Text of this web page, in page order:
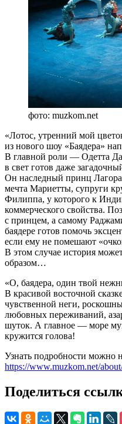
фото: muzkom.net
«Лотос, утренний мой
из нового шоу «Баядера»
В главной роли — Одетта
в свет готов даже
Он наследный принц
мечта Мариетты, супруги
Филиппа, у которого к
коммерческого свойства.
с принцем, а самому
баядере готов помочь
если ему не помешают
В этом случае история
образом…
«О, баядера, один твой
В красивой восточной
чувственной неги,
любовных переживаний,
шуток. А главное — море
кружится голова!
Узнать подробности можно
https://www.muzkom.net/
Поделиться